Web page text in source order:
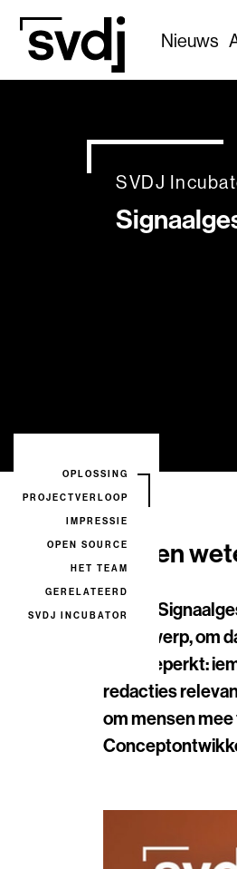
Naar hoofdinhoud
Nieuws
OPLOSSING
PROJECTVERLOOP
IMPRESSIE
OPEN SOURCE
HET TEAM
GERELATEERD
SVDJ INCUBATOR
SVDJ
Samen
Bij een
onderwerp, om
vaak beperkt:
redacties
om mensen
C